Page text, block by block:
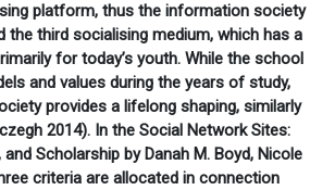
platform, thus the information society
the third socialising medium, which has a
for today’s youth. While the school
and values during the years of study,
provides a lifelong shaping, similarly
2014). In the Social Network Sites:
and Scholarship by Danah M. Boyd, Nicole
criteria are allocated in connection